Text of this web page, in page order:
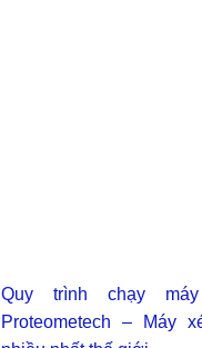
Quy trình chạy
Proteometech – Máy